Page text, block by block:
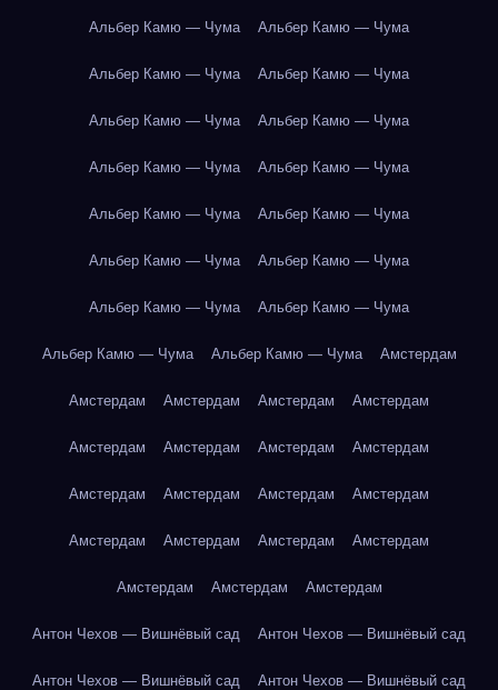
Альбер Камю — Чума Альбер Камю — Чума
Альбер Камю — Чума Альбер Камю — Чума
Альбер Камю — Чума Альбер Камю — Чума
Альбер Камю — Чума Альбер Камю — Чума
Альбер Камю — Чума Альбер Камю — Чума
Альбер Камю — Чума Альбер Камю — Чума
Альбер Камю — Чума Альбер Камю — Чума
Альбер Камю — Чума Альбер Камю — Чума Амстердам
Амстердам Амстердам Амстердам Амстердам
Амстердам Амстердам Амстердам Амстердам
Амстердам Амстердам Амстердам Амстердам
Амстердам Амстердам Амстердам Амстердам
Амстердам Амстердам Амстердам
Антон Чехов — Вишнёвый сад Антон Чехов — Вишнёвый сад
Антон Чехов — Вишнёвый сад Антон Чехов — Вишнёвый сад